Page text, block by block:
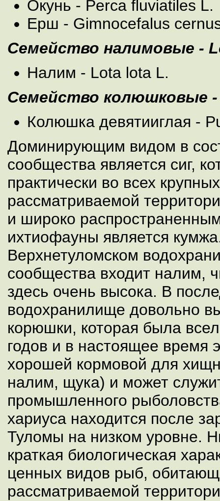
Окунь - Perca fluviatiles L.
Ерш - Gimnocefalus
Семейство налимовые -
Налим - Lota lota L.
Семейство колюшковые -
Колюшка девятииглая -
Доминирующим видом в
сообщества является сиг,
практически во всех
рассматриваемой
и широко
ихтиофауны является
Верхнетуломском
сообщества входит налим,
здесь очень высока. В
водохранилище довольно
корюшки, которая была
годов и в настоящее время
хорошей кормовой для
налим, щука) и может
промышленного
хариуса находится после
Туломы на низком уровне.
краткая биологическая
ценных видов рыб,
рассматриваемой